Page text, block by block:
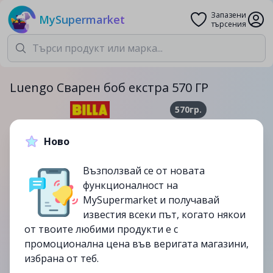
MySupermarket
Запазени
търсения
Luengo Сварен боб екстра 570 ГР
570гр.
2.29лв.
23/07
Ново
Възползвай се от новата
функционалност на
MySupermarket и получавай
известия всеки път, когато някои
от твоите любими продукти е с
промоционална цена във веригата магазини,
избрана от теб.